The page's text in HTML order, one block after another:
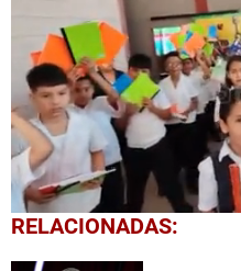
0
seconds
RELACIONADAS: